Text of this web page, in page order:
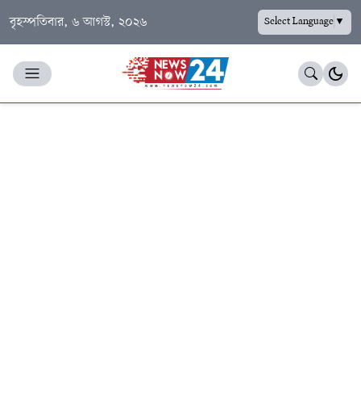
বৃহস্পতিবার, ৬ আগস্ট, ২০২৬ Select Language▼